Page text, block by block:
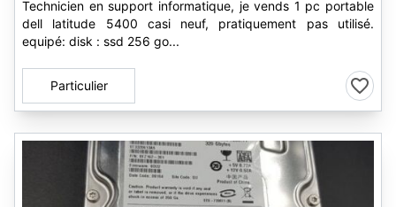
Technicien en support informatique, je vends 1 pc portable
dell latitude 5400 casi neuf, pratiquement pas utilisé.
equipé: disk : ssd 256 go...
Particulier